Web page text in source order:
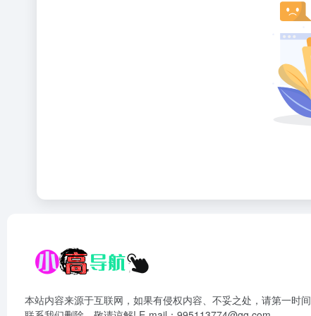
本站内容来源于互联网，如果有侵权内容、不妥之处，请第一时间